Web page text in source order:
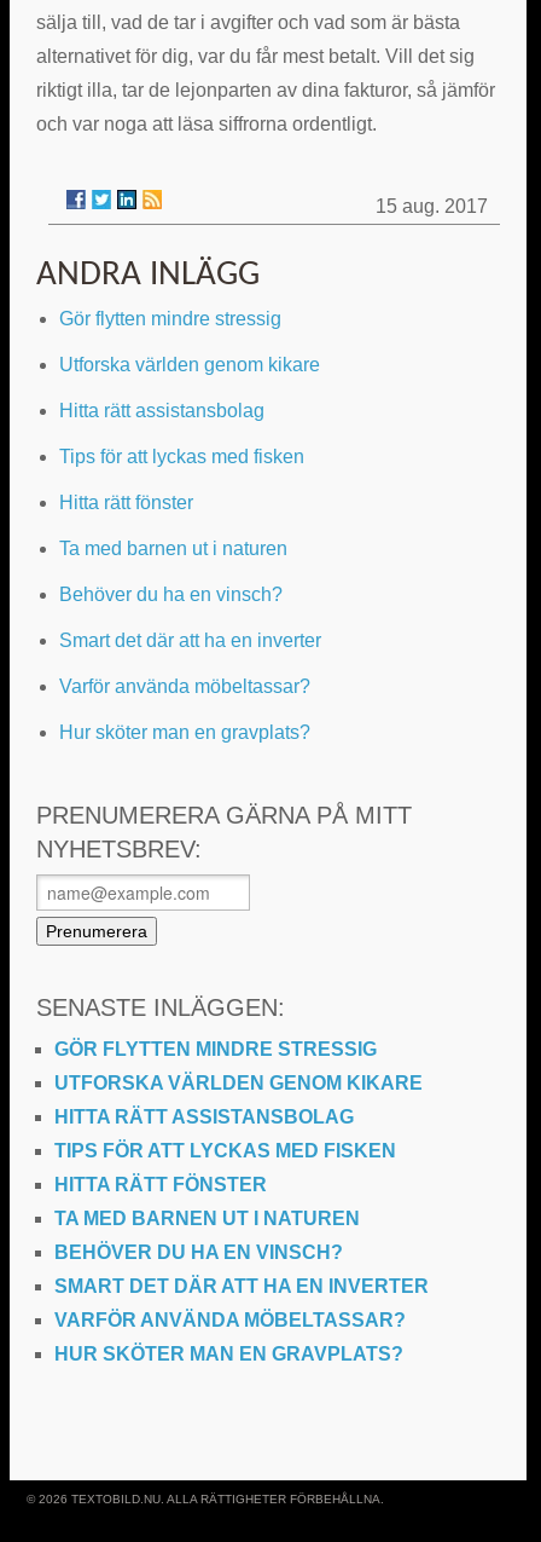
sälja till, vad de tar i avgifter och vad som är bästa
alternativet för dig, var du får mest betalt. Vill det sig
riktigt illa, tar de lejonparten av dina fakturor, så jämför
och var noga att läsa siffrorna ordentligt.
15 aug. 2017
ANDRA INLÄGG
Gör flytten mindre stressig
Utforska världen genom kikare
Hitta rätt assistansbolag
Tips för att lyckas med fisken
Hitta rätt fönster
Ta med barnen ut i naturen
Behöver du ha en vinsch?
Smart det där att ha en inverter
Varför använda möbeltassar?
Hur sköter man en gravplats?
PRENUMERERA GÄRNA PÅ MITT
NYHETSBREV:
SENASTE INLÄGGEN:
GÖR FLYTTEN MINDRE STRESSIG
UTFORSKA VÄRLDEN GENOM KIKARE
HITTA RÄTT ASSISTANSBOLAG
TIPS FÖR ATT LYCKAS MED FISKEN
HITTA RÄTT FÖNSTER
TA MED BARNEN UT I NATUREN
BEHÖVER DU HA EN VINSCH?
SMART DET DÄR ATT HA EN INVERTER
VARFÖR ANVÄNDA MÖBELTASSAR?
HUR SKÖTER MAN EN GRAVPLATS?
© 2026 TEXTOBILD.NU. ALLA RÄTTIGHETER FÖRBEHÅLLNA.